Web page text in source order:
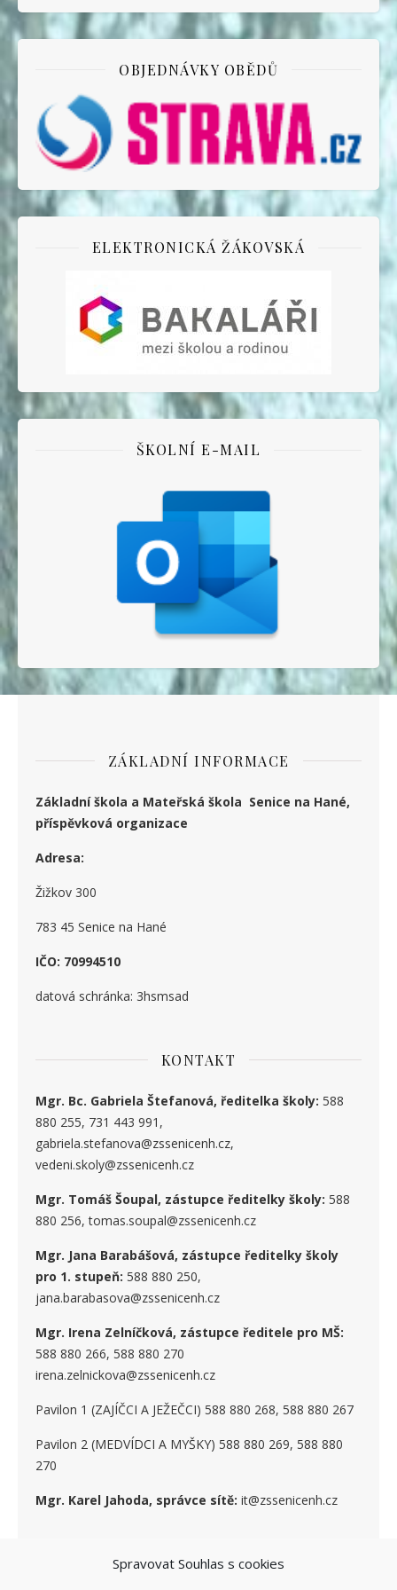
Spravovat Souhlas s cookies
OBJEDNÁVKY OBĚDŮ
ELEKTRONICKÁ ŽÁKOVSKÁ
ŠKOLNÍ E-MAIL
ZÁKLADNÍ INFORMACE
Základní škola a Mateřská škola Senice na Hané,
příspěvková organizace
Adresa:
Žižkov 300
783 45 Senice na Hané
IČO: 70994510
datová schránka: 3hsmsad
KONTAKT
Mgr. Bc. Gabriela Štefanová, ředitelka školy: 588
880 255, 731 443 991,
gabriela.stefanova@zssenicenh.cz,
vedeni.skoly@zssenicenh.cz
Mgr. Tomáš Šoupal, zástupce ředitelky školy: 588
880 256, tomas.soupal@zssenicenh.cz
Mgr. Jana Barabášová, zástupce ředitelky školy
pro 1. stupeň: 588 880 250,
jana.barabasova@zssenicenh.cz
Mgr. Irena Zelníčková, zástupce ředitele pro MŠ:
588 880 266, 588 880 270
irena.zelnickova@zssenicenh.cz
Pavilon 1 (ZAJÍČCI A JEŽEČCI) 588 880 268, 588 880 267
Pavilon 2 (MEDVÍDCI A MYŠKY) 588 880 269, 588 880
270
Mgr. Karel Jahoda, správce sítě: it@zssenicenh.cz
SOCIÁLNÍ SÍTĚ